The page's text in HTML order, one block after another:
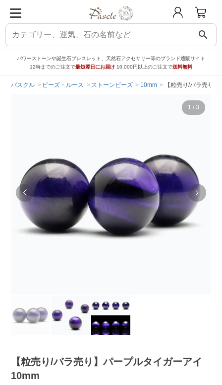
search
パワーストーンや誕生石ブレスレット、天然石アクセサリー等のブランド通販サイト
12時までのご注文で最短翌日にお届け 10,000円以上のご注文で送料無料
パスクル ビーズ・ルース ストーンビーズ 10mm 【粒売り/バラ売り
1 / 3
【粒売り/バラ売り】パープルタイガーアイ
10mm